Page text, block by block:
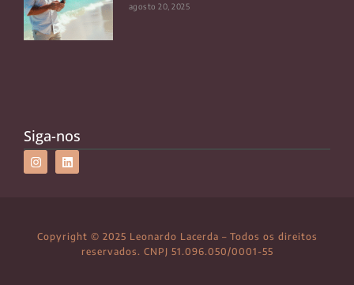
agosto 20, 2025
Siga-nos
Copyright © 2025 Leonardo Lacerda – Todos os direitos
reservados. CNPJ 51.096.050/0001-55